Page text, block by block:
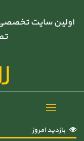
اولین سایت
Toggle
بازدید امروز